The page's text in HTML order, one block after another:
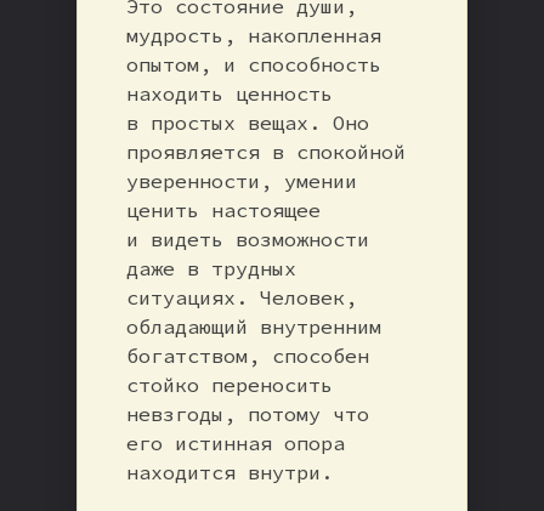
Это состояние души,
мудрость, накопленная
опытом, и способность
находить ценность
в простых вещах. Оно
проявляется в спокойной
уверенности, умении
ценить настоящее
и видеть возможности
даже в трудных
ситуациях. Человек,
обладающий внутренним
богатством, способен
стойко переносить
невзгоды, потому что
его истинная опора
находится внутри.